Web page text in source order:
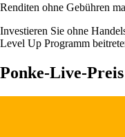
Renditen ohne Gebühren
Investieren Sie ohne
Level Up Programm
Ponke-Live-